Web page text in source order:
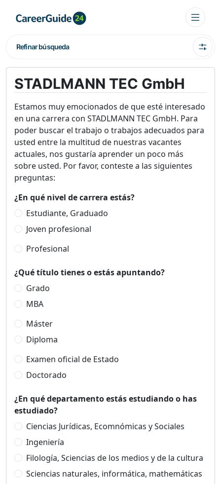
Refinar búsqueda
STADLMANN TEC GmbH
Estamos muy emocionados de que esté interesado
en una carrera con STADLMANN TEC GmbH. Para
poder buscar el trabajo o trabajos adecuados para
usted entre la multitud de nuestras vacantes
actuales, nos gustaría aprender un poco más
sobre usted. Por favor, conteste a las siguientes
preguntas:
¿En qué nivel de carrera estás?
Estudiante, Graduado
Joven profesional
Profesional
¿Qué título tienes o estás apuntando?
Grado
MBA
Máster
Diploma
Examen oficial de Estado
Doctorado
¿En qué departamento estás estudiando o has
estudiado?
Ciencias Jurídicas, Ecomnómicas y Sociales
Ingeniería
Filología, Sciencias de los medios y de la cultura
Sciencias naturales, informática, mathemáticas